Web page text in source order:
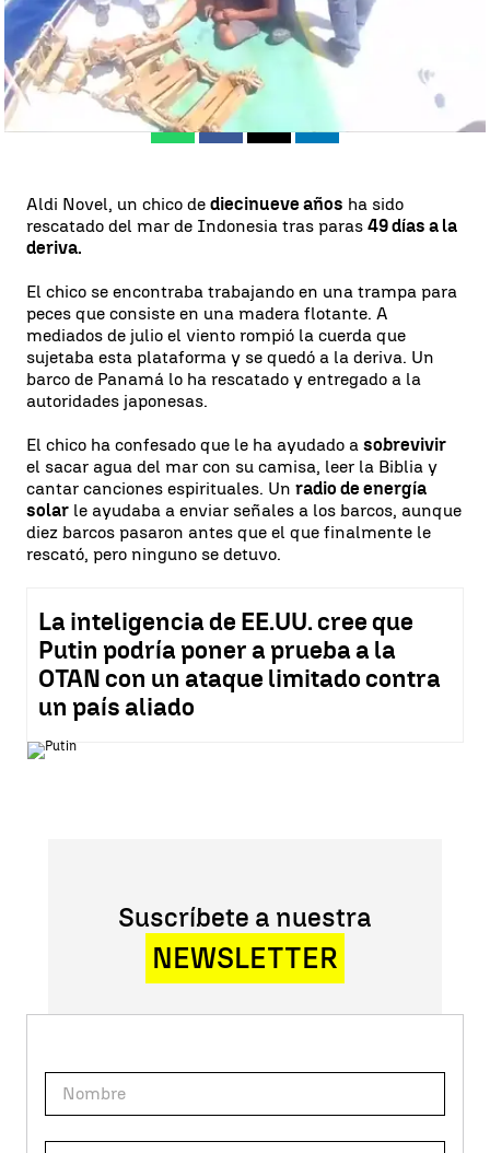
Antena 3 Noticias Indonesia
Actualizado:28 de septiembre de 2018, 19:01
Publicado:28 de septiembre de 2018, 18:28
WhatsappFacebook
X Linkedin
Aldi Novel, un chico de diecinueve años ha sido
rescatado del mar de Indonesia tras paras 49 días a la
deriva.
El chico se encontraba trabajando en una trampa para
peces que consiste en una madera flotante. A
mediados de julio el viento rompió la cuerda que
sujetaba esta plataforma y se quedó a la deriva. Un
barco de Panamá lo ha rescatado y entregado a la
autoridades japonesas.
El chico ha confesado que le ha ayudado a sobrevivir
el sacar agua del mar con su camisa, leer la Biblia y
cantar canciones espirituales. Un radio de energía
solar le ayudaba a enviar señales a los barcos, aunque
diez barcos pasaron antes que el que finalmente le
rescató, pero ninguno se detuvo.
La inteligencia de EE.UU. cree que
Putin podría poner a prueba a la
OTAN con un ataque limitado contra
un país aliado
Suscríbete a nuestra
NEWSLETTER